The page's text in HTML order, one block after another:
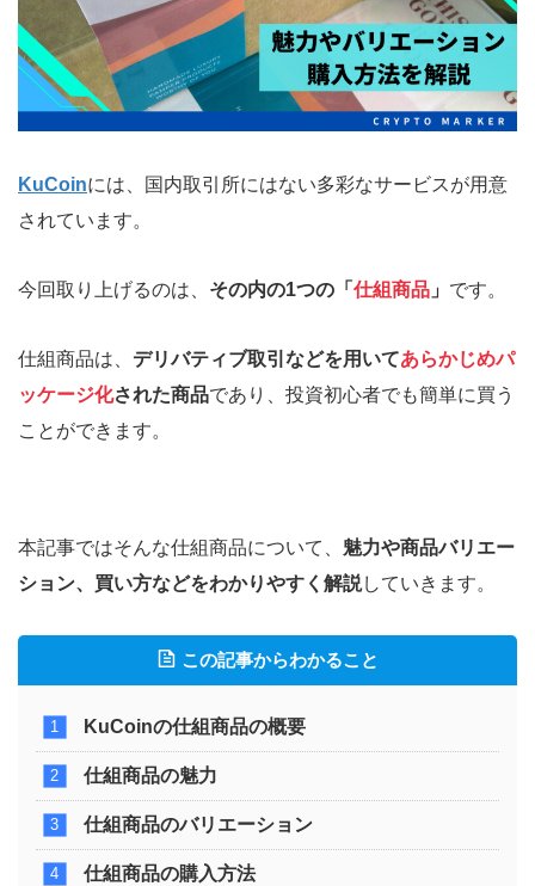
KuCoinには、国内取引所にはない多彩なサービスが用意
されています。
今回取り上げるのは、 その内の1つの「 仕組商品 」 です。
仕組商品は、 デリバティブ取引などを用いてあらかじめパ
ッケージ化された商品であり、投資初心者でも簡単に買う
ことができます。
本記事ではそんな仕組商品について、 魅力や商品バリエー
ション、買い方などをわかりやすく解説していきます。
この記事からわかること
KuCoinの仕組商品の概要
仕組商品の魅力
仕組商品のバリエーション
仕組商品の購入方法